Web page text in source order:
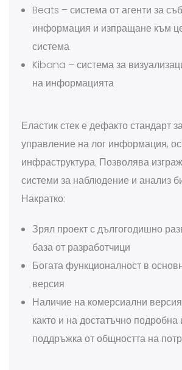
Beats – система от агенти за
информация и изпращане към
система
Kibana – система за
на информацията
Еластик стек е дефакто стандарт
управление на лог информация,
инфраструктура. Позволява
системи за наблюдение и анализ
Накратко:
Зрял проект с дългогодишно
база от разработчици
Богата функционалност в
версия
Наличие на комерсиални
както и на достатъчно
поддръжка от общността на